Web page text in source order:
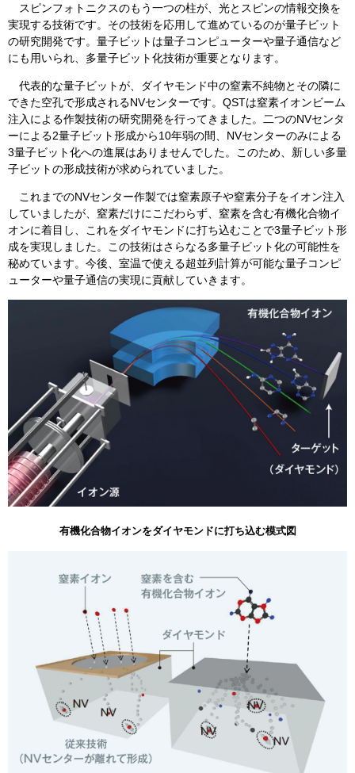
スピンフォトニクスのもう一つの柱が、光とスピンの情報交換を
実現する技術です。その技術を応用して進めているのが量子ビット
の研究開発です。量子ビットは量子コンピューターや量子通信など
にも用いられ、多量子ビット化技術が重要となります。
代表的な量子ビットが、ダイヤモンド中の窒素不純物とその隣に
できた空孔で形成されるNVセンターです。QSTは窒素イオンビーム
注入による作製技術の研究開発を行ってきました。二つのNVセンタ
ーによる2量子ビット形成から10年弱の間、NVセンターのみによる
3量子ビット化への進展はありませんでした。このため、新しい多量
子ビットの形成技術が求められていました。
これまでのNVセンター作製では窒素原子や窒素分子をイオン注入
していましたが、窒素だけにこだわらず、窒素を含む有機化合物イ
オンに着目し、これをダイヤモンドに打ち込むことで3量子ビット形
成を実現しました。この技術はさらなる多量子ビット化の可能性を
秘めています。今後、室温で使える超並列計算が可能な量子コンピ
ューターや量子通信の実現に貢献していきます。
有機化合物イオンをダイヤモンドに打ち込む模式図​